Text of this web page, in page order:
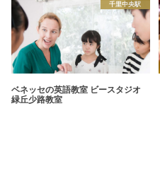
千里中央駅
ベネッセの英語教室 ビースタジオ
緑丘少路教室